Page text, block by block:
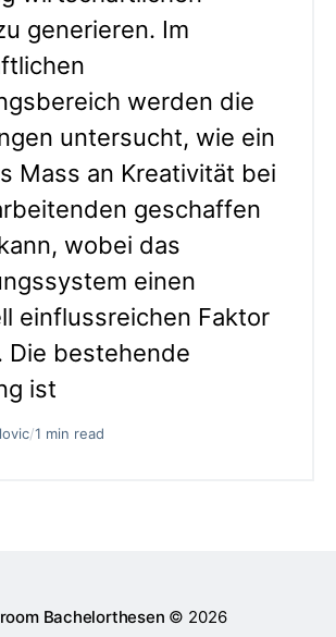
generieren. Im
werden die
untersucht, wie ein
Mass an Kreativität bei
geschaffen
wobei das
einen
einflussreichen Faktor
Die bestehende
ist
/1 min read
Bachelorthesen © 2026